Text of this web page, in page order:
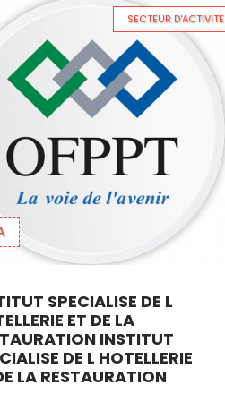
SECTEUR D'ACTIVITE
SPECIALISE DE L
ET DE LA
INSTITUT
DE L HOTELLERIE
LA RESTAURATION